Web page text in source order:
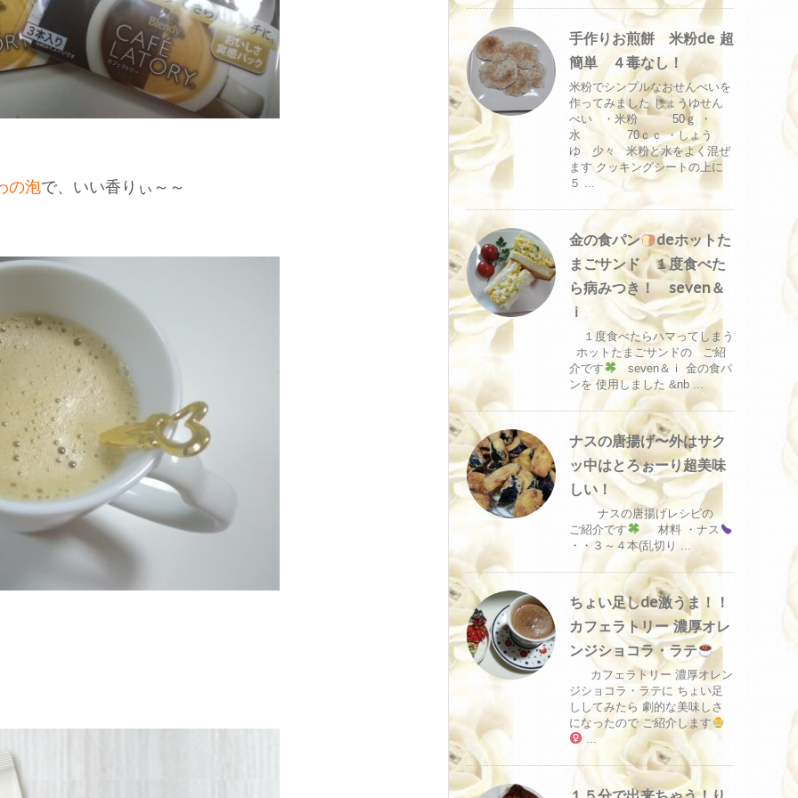
の泡で、いい香りぃ～～
手作りお煎餅 米粉de 超
簡単 ４毒なし！
米粉でシンプルなおせんべいを
作ってみました しょうゆせん
べい ・米粉 50ｇ ・
水 70ｃｃ ・しょう
ゆ 少々 米粉と水をよく混ぜ
ます クッキングシートの上に
５ ...
金の食パン
deホットた
まごサンド １度食べた
ら病みつき！ seven＆
ｉ
１度食べたらハマってしまう
ホットたまごサンドの ご紹
介です
seven＆ｉ 金の食パ
ンを 使用しました &nb ...
ナスの唐揚げ〜外はサク
ッ中はとろぉーり超美味
しい！
ナスの唐揚げレシピの
ご紹介です
材料 ・ナス
・・３～４本(乱切り ...
ちょい足しde激うま！！
カフェラトリー 濃厚オレ
ンジショコラ・ラテ
カフェラトリー 濃厚オレン
ジショコラ・ラテに ちょい足
ししてみたら 劇的な美味しさ
になったので ご紹介します
...